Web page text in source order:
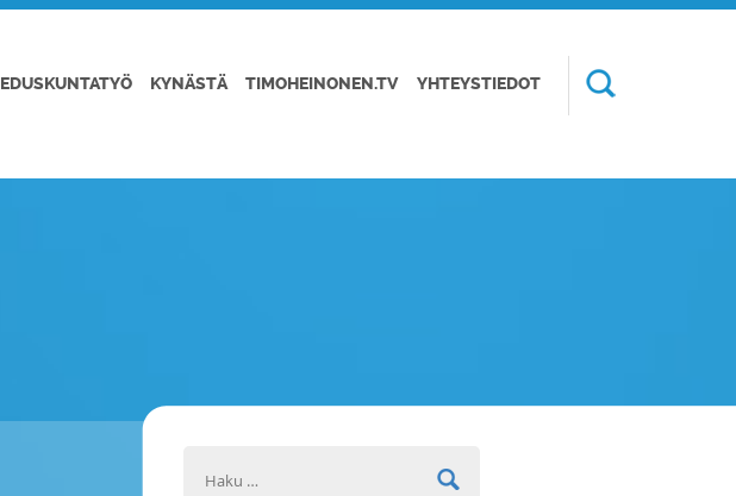
EDUSKUNTATYÖ KYNÄSTÄ TIMOHEINONEN.TV YHTEYSTIEDOT